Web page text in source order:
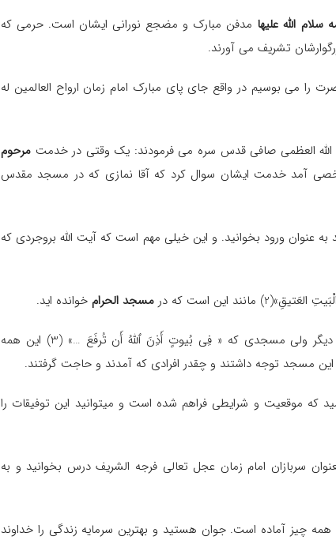
الله علیها مدفن مبارک و مضجع نورانی ایشان است. حرمی که
تشریف می آورند.
می بوسیم در واقع جای پای مبارک امام زمان ارواح العالمین له
العظمی صافی قدس سره می فرمودند: یک وقتی در خدمت مرحوم
آمد خدمت ایشان سوال کرد که آقا نمازی که در مسجد مقدس
عنوان ورود بخوانید. و این خیلی مهم است که آیت الله بروجردی که
این است که در مسجد الحرام خوانده اید.
شاید بعضی ها بگویند این هم مسجدی است مثل مساجد دیگر ولی مسجدی که « فِی بُیوتٍ أَذِنَ ٱللَّهُ أَن تُرفَعَ …» (3) این همه
این مسجد توجه داشتند و چقدر افرادی که آمدند و حاجت گرفتند.
که موقعیت و شرایطی فراهم شده است و میتوانید این توفیقات را
سربازان امام زمان عجل تعالی فرجه الشریف درس بخوانید و به
چیز آماده است. جوان هستید و بهترین سرمایه زندگی را خداوند